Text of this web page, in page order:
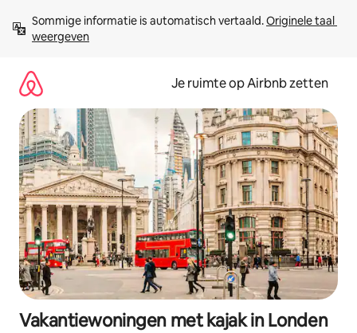
direct
naar
Sommige informatie is automatisch vertaald. Originele taal
weergeven
Je ruimte op Airbnb zetten
Vakantiewoningen met kajak in Londen